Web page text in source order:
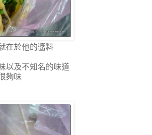
在於他的醬料
以及不知名的味道
夠味